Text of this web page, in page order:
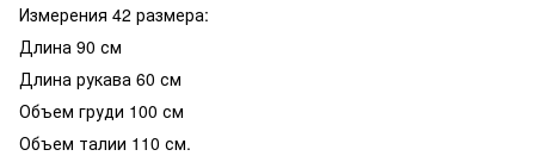
Измерения 42 размера:
Длина 90 см
Длина рукава 60 см
Объем груди 100 см
Объем талии 110 см.